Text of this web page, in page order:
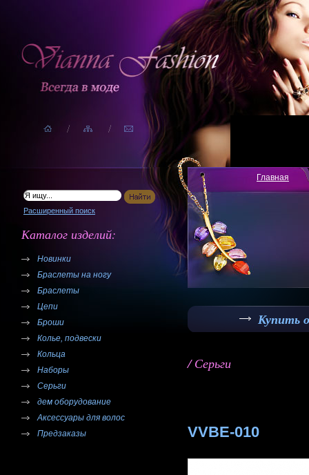
Расширенный поиск
Каталог изделий:
Новинки
Браслеты на ногу
Браслеты
Цепи
Броши
Колье, подвески
Кольца
Наборы
Серьги
дем оборудование
Аксессуары для волос
Предзаказы
Главная
Купить
/ Серьги
VVBE-010